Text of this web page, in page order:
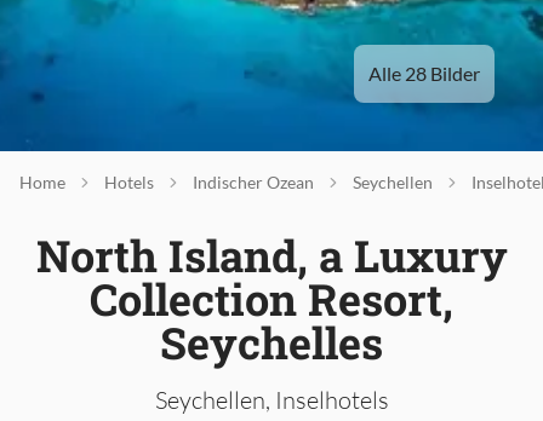
Alle 28 Bilder
Home Hotels Indischer Ozean Seychellen
North Island, a Luxury
Collection Resort,
Seychelles
Seychellen, Inselhotels